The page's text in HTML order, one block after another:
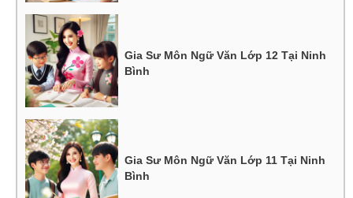
Gia Sư Môn Ngữ Văn Lớp 12 Tại Ninh
Bình
Gia Sư Môn Ngữ Văn Lớp 11 Tại Ninh
Bình